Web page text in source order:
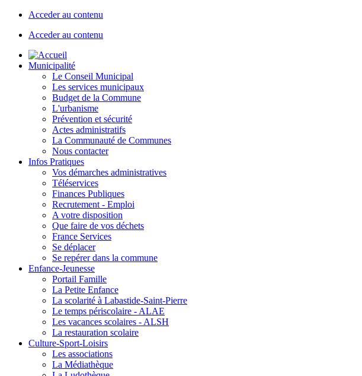
Acceder au contenu
Acceder au contenu
Municipalité
Le Conseil Municipal
Les services municipaux
Budget de la Commune
L'urbanisme
Prévention et sécurité
Actes administratifs
La Communauté de Communes
Nous contacter
Infos Pratiques
Vos démarches administratives
Téléservices
Finances Publiques
Recrutement - Emploi
A votre disposition
Que faire de vos déchets
France Services
Se déplacer
Se repérer dans la commune
Enfance-Jeunesse
Portail Famille
La Petite Enfance
La scolarité à Labastide-Saint-Pierre
Le temps périscolaire - ALAE
Les vacances scolaires - ALSH
La restauration scolaire
Culture-Sport-Loisirs
Les associations
La Médiathèque